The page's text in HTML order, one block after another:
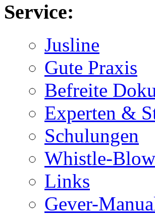
Service:
Jusline
Gute Praxis
Befreite
Experten &
Schulungen
Whistle-
Links
Gever-